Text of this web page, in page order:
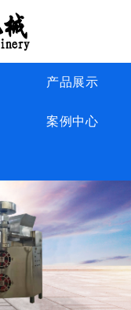
产品展示
案例中心